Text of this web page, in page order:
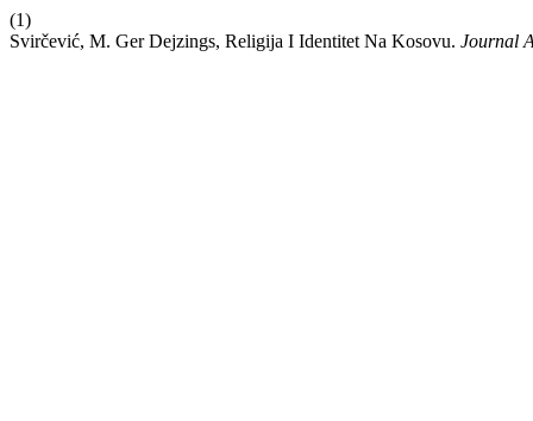
(1)
Svirčević, M. Ger Dejzings, Religija I Identitet Na Kosovu. Journal